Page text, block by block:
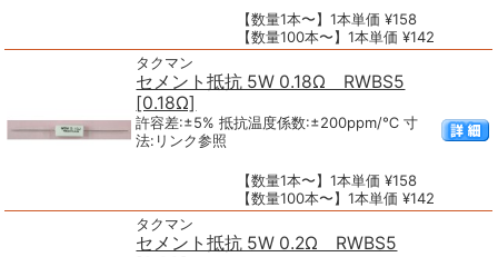
【数量1本〜】1本単価 ¥158
【数量100本〜】1本単価 ¥142
タクマン
セメント抵抗 5W 0.18Ω RWBS5
[0.18Ω]
許容差:±5% 抵抗温度係数:±200ppm/℃ 寸
法:リンク参照
【数量1本〜】1本単価 ¥158
【数量100本〜】1本単価 ¥142
タクマン
セメント抵抗 5W 0.2Ω RWBS5